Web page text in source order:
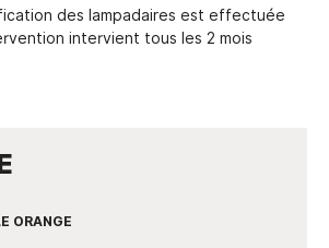
des lampadaires est effectuée
intervient tous les 2 mois
ORANGE